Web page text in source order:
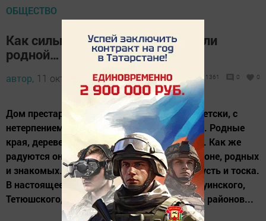
ОБЩЕСТВО
Как сильно оно притяжение земли
родной…
автор, 11 октября 2012 - 06:11 1361 0 0
Дом престарелых. Здешние обитатели по-детски, с
нетерпением ждут весточек с родной земли. Родные
края, деревенька часто снятся им по ночам. Как же
радуются они, получив новость о своем районе, родных
и знакомых. В глазах стариков читается грусть и тоска.
В настоящее время в Домах престарелых Буинского,
Тетюшского, Верхнеуслонского, Кайбицкого районов...